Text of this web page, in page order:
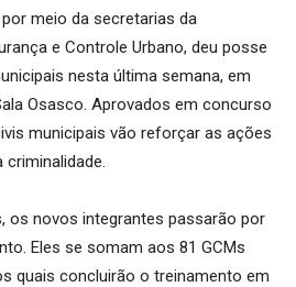
meio da secretarias da
e Controle Urbano, deu posse
nesta última semana, em
Osasco. Aprovados em concurso
municipais vão reforçar as ações
criminalidade.
os novos integrantes passarão por
Eles se somam aos 81 GCMs
quais concluirão o treinamento em